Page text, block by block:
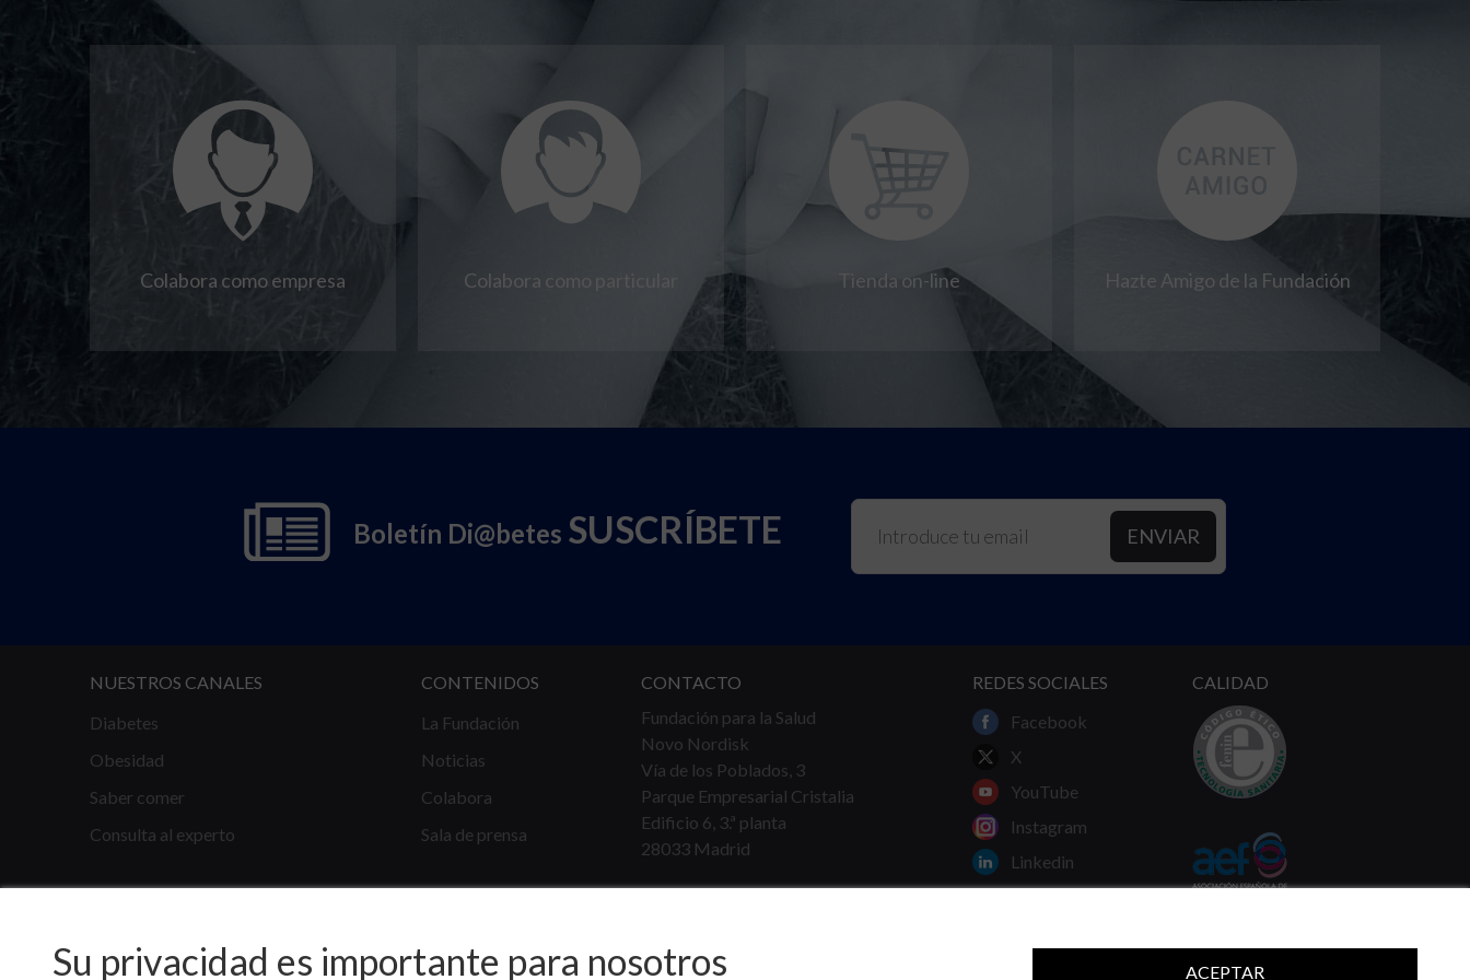
Su privacidad es importante para nosotros ACEPTAR
Colabora como empresa Colabora como particular Tienda on-line Hazte Amigo de la Fundación
Boletín Di@betes SUSCRÍBETE
NUESTROS CANALES
Diabetes
Obesidad
Saber comer
Consulta al experto
CONTENIDOS
La Fundación
Noticias
Colabora
Sala de prensa
CONTACTO
Fundación para la Salud
Novo Nordisk
Vía de los Poblados, 3
Parque Empresarial Cristalia
Edificio 6, 3.ª planta
28033 Madrid
REDES SOCIALES
Facebook
X
YouTube
Instagram
Linkedin
CALIDAD